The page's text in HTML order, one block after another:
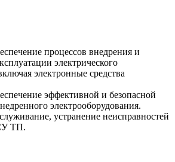
процессов внедрения и
электрического
электронные средства
эффективной и безопасной
электрооборудования.
устранение неисправностей
ТП.